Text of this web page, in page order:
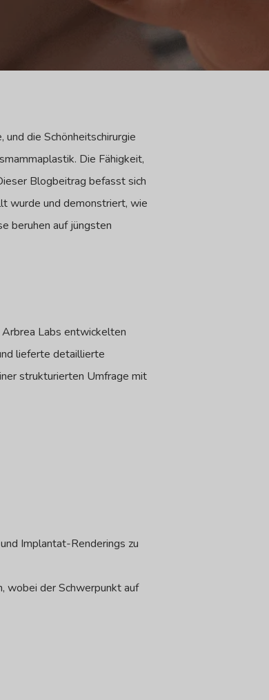
die Schönheitschirurgie
Die Fähigkeit,
Blogbeitrag befasst sich
wurde und demonstriert, wie
beruhen auf jüngsten
Labs entwickelten
lieferte detaillierte
strukturierten Umfrage mit
Implantat-Renderings zu
wobei der Schwerpunkt auf